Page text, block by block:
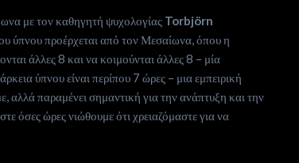
με τον καθηγητή ψυχολογίας Torbjörn
ύπνου προέρχεται από τον Μεσαίωνα, όπου η
άλλες 8 και να κοιμούνται άλλες 8 – μία
ύπνου είναι περίπου 7 ώρες – μια εμπειρική
αλλά παραμένει σημαντική για την ανάπτυξη και την
όσες ώρες νιώθουμε ότι χρειαζόμαστε για να